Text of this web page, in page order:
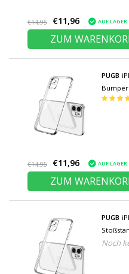
€14,95 €11,96 AUF LAGER
ZUM
PUGB
Silber
€14,95 €11,96 AUF LAGER
ZUM
PUGB
Silber
Noch